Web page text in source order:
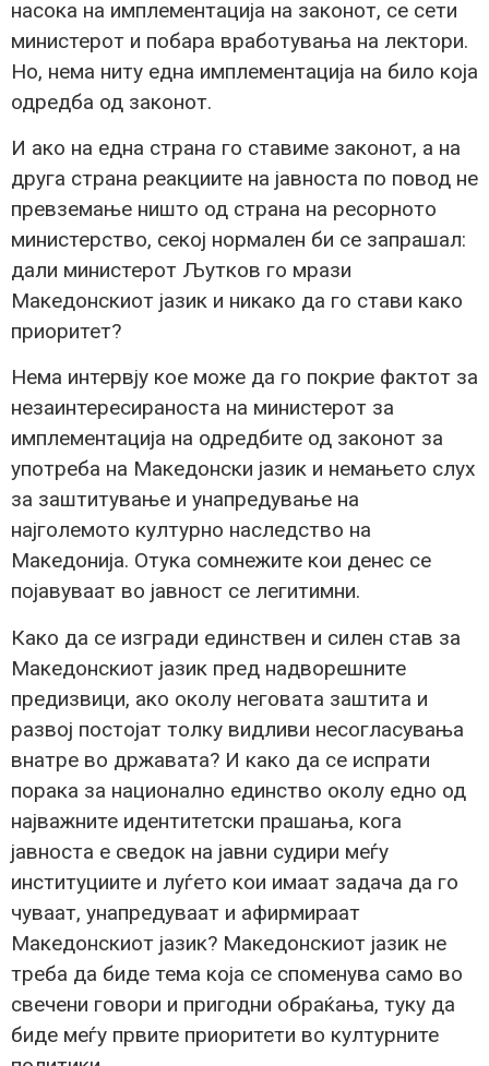
насока на имплементација на законот, се сети
министерот и побара вработувања на лектори.
Но, нема ниту една имплементација на било која
одредба од законот.
И ако на една страна го ставиме законот, а на
друга страна реакциите на јавноста по повод не
превземање ништо од страна на ресорното
министерство, секој нормален би се запрашал:
дали министерот Љутков го мрази
Македонскиот јазик и никако да го стави како
приоритет?
Нема интервју кое може да го покрие фактот за
незаинтересираноста на министерот за
имплементација на одредбите од законот за
употреба на Македонски јазик и немањето слух
за заштитување и унапредување на
најголемото културно наследство на
Македонија. Отука сомнежите кои денес се
појавуваат во јавност се легитимни.
Како да се изгради единствен и силен став за
Македонскиот јазик пред надворешните
предизвици, ако околу неговата заштита и
развој постојат толку видливи несогласувања
внатре во државата? И како да се испрати
порака за национално единство околу едно од
најважните идентитетски прашања, кога
јавноста е сведок на јавни судири меѓу
институциите и луѓето кои имаат задача да го
чуваат, унапредуваат и афирмираат
Македонскиот јазик? Македонскиот јазик не
треба да биде тема која се споменува само во
свечени говори и пригодни обраќања, туку да
биде меѓу првите приоритети во културните